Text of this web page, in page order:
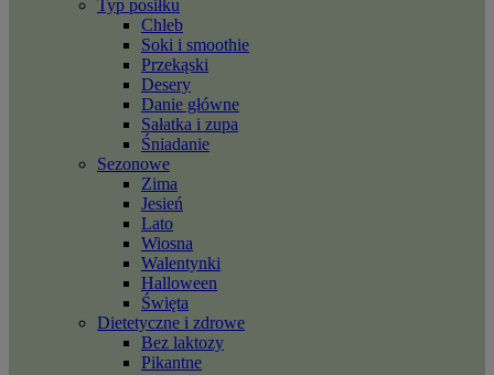
Typ posiłku
Chleb
Soki i smoothie
Przekąski
Desery
Danie główne
Sałatka i zupa
Śniadanie
Sezonowe
Zima
Jesień
Lato
Wiosna
Walentynki
Halloween
Święta
Dietetyczne i zdrowe
Bez laktozy
Pikantne